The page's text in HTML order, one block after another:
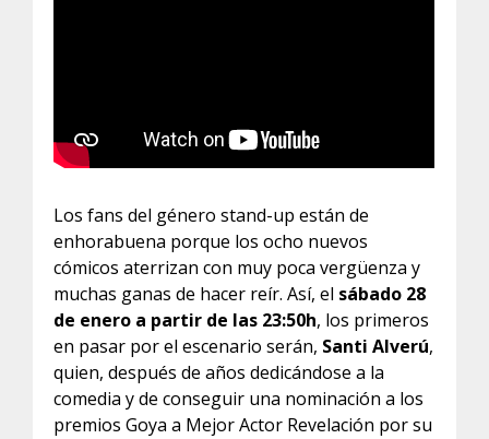
Los fans del género stand-up están de
enhorabuena porque los ocho nuevos
cómicos aterrizan con muy poca vergüenza y
muchas ganas de hacer reír. Así, el sábado 28
de enero a partir de las 23:50h, los primeros
en pasar por el escenario serán, Santi Alverú,
quien, después de años dedicándose a la
comedia y de conseguir una nominación a los
premios Goya a Mejor Actor Revelación por su